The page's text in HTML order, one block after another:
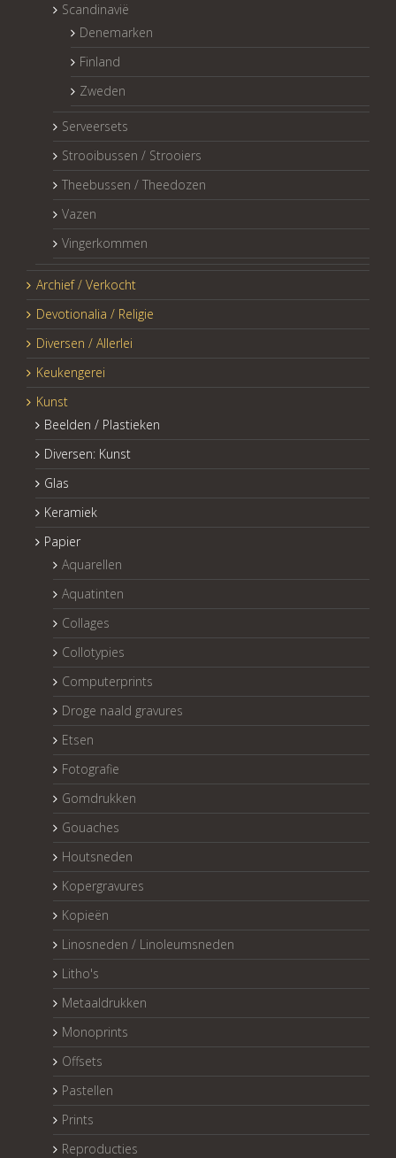
Scandinavië
Denemarken
Finland
Zweden
Serveersets
Strooibussen / Strooiers
Theebussen / Theedozen
Vazen
Vingerkommen
Archief / Verkocht
Devotionalia / Religie
Diversen / Allerlei
Keukengerei
Kunst
Beelden / Plastieken
Diversen: Kunst
Glas
Keramiek
Papier
Aquarellen
Aquatinten
Collages
Collotypies
Computerprints
Droge naald gravures
Etsen
Fotografie
Gomdrukken
Gouaches
Houtsneden
Kopergravures
Kopieën
Linosneden / Linoleumsneden
Litho's
Metaaldrukken
Monoprints
Offsets
Pastellen
Prints
Reproducties